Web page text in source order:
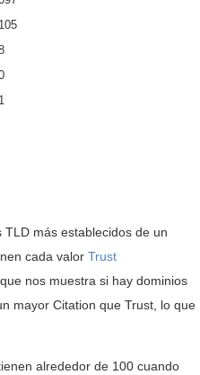
más establecidos de un
cada valor Trust
nos muestra si hay dominios
mayor Citation que Trust, lo que
alrededor de 100 cuando